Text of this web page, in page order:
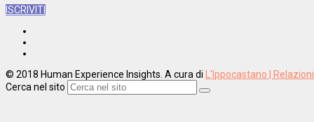
ISCRIVITI
© 2018 Human Experience Insights. A cura di L'Ippocastano |
Cerca nel sito